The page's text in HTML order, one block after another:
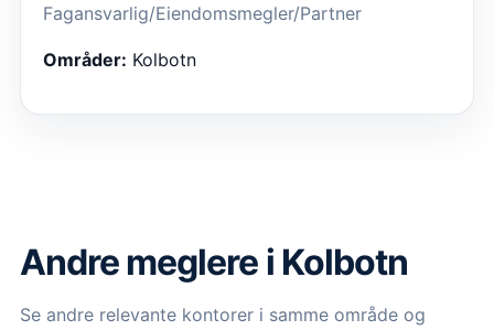
Fagansvarlig/Eiendomsmegler/Partner
Områder: Kolbotn
Andre meglere i Kolbotn
Se andre relevante kontorer i samme område og